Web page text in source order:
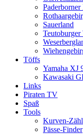
Paderborner
Sauerland
Töffs
Yamaha XJ
Kawasaki
Links
Piraten TV
Spaß
Tools
Kurven-
Pässe-Finder